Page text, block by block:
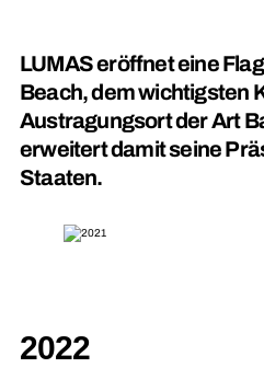
LUMAS eröffnet eine
Beach, dem wichtigsten
Austragungsort der Art
erweitert damit seine
Staaten.
2022